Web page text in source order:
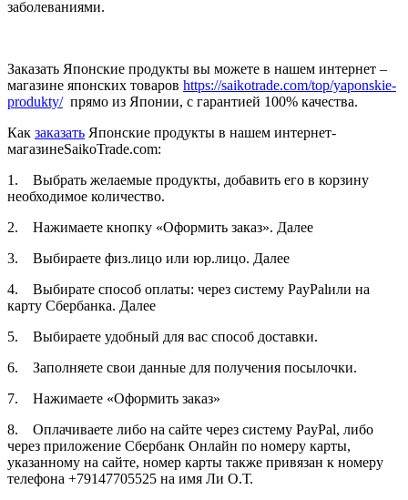
заболеваниями.
Заказать Японские продукты вы можете в нашем интернет –
магазине японских товаров https://saikotrade.com/top/yaponskie-
produkty/прямо из Японии, с гарантией 100% качества.
Как заказать Японские продукты в нашем интернет-
магазинеSaikoTrade.com:
1. Выбрать желаемые продукты, добавить его в корзину
необходимое количество.
2. Нажимаете кнопку «Оформить заказ». Далее
3. Выбираете физ.лицо или юр.лицо. Далее
4. Выбирате способ оплаты: через систему PayPalили на
карту Сбербанка. Далее
5. Выбираете удобный для вас способ доставки.
6. Заполняете свои данные для получения посылочки.
7. Нажимаете «Оформить заказ»
8. Оплачиваете либо на сайте через систему PayPal, либо
через приложение Сбербанк Онлайн по номеру карты,
указанному на сайте, номер карты также привязан к номеру
телефона +79147705525 на имя Ли О.Т.